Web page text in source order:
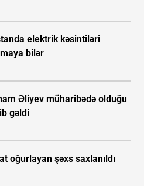
elektrik kəsintiləri
bilər
Əliyev müharibədə olduğu
gəldi
oğurlayan şəxs saxlanıldı